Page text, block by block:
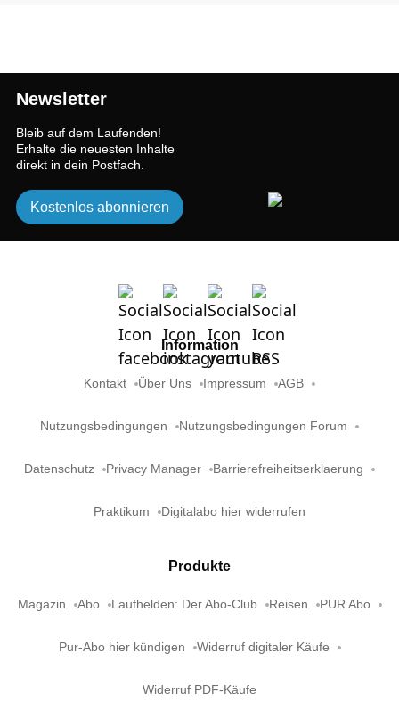
Newsletter
Bleib auf dem Laufenden!
Erhalte die neuesten Inhalte
direkt in dein Postfach.
Kostenlos abonnieren
Information
Kontakt Über Uns Impressum AGB
Nutzungsbedingungen Nutzungsbedingungen Forum
Datenschutz Privacy Manager Barrierefreiheitserklaerung
Praktikum Digitalabo hier widerrufen
Produkte
Magazin Abo Laufhelden: Der Abo-Club Reisen PUR Abo
Pur-Abo hier kündigen Widerruf digitaler Käufe
Widerruf PDF-Käufe